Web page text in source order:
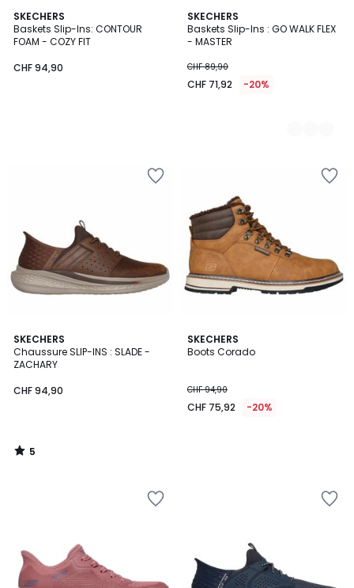
SKECHERS
Baskets Slip-Ins: CONTOUR
FOAM - COZY FIT
CHF 94,90
SKECHERS
Baskets Slip-Ins : GO WALK FLEX
- MASTER
CHF 89,90
CHF 71,92 -20%
2
Couleurs
SKECHERS
Chaussure SLIP-INS : SLADE -
ZACHARY
CHF 94,90
5
/
5
5
/
SKECHERS
Boots Corado
CHF 94,90
CHF 75,92 -20%